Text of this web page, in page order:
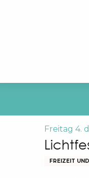
Freitag 4.
FREIZEIT